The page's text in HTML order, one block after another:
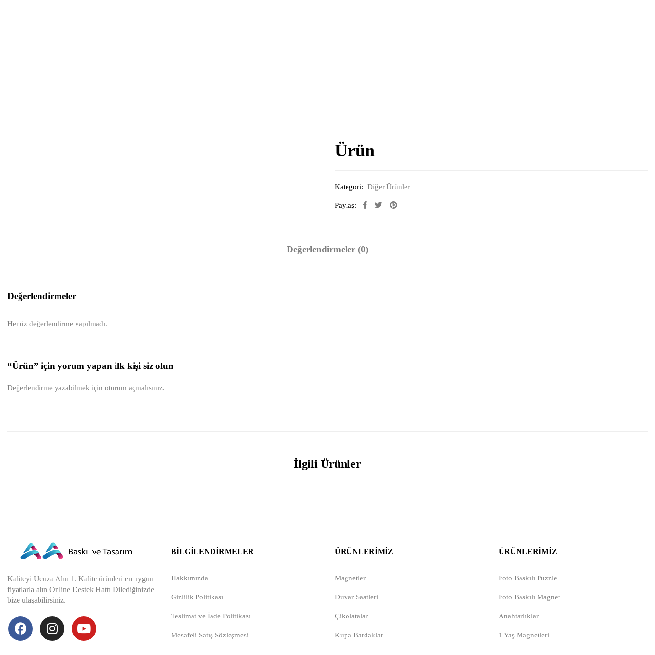
Ürün
Kategori: Diğer Ürünler
Paylaş:
Değerlendirmeler (0)
Değerlendirmeler
Henüz değerlendirme yapılmadı.
“Ürün” için yorum yapan ilk kişi siz olun
Değerlendirme yazabilmek için oturum açmalısınız.
İlgili Ürünler
Kaliteyi Ucuza Alın 1. Kalite ürünleri en uygun
fiyatlarla alın Online Destek Hattı Dilediğinizde
bize ulaşabilirsiniz.
BILGILENDIRMELER
Hakkımızda
Gizlilik Politikası
Teslimat ve İade Politikası
Mesafeli Satış Sözleşmesi
ÜRÜNLERIMIZ
Magnetler
Duvar Saatleri
Çikolatalar
Kupa Bardaklar
ÜRÜNLERIMIZ
Foto Baskılı Puzzle
Foto Baskılı Magnet
Anahtarlıklar
1 Yaş Magnetleri